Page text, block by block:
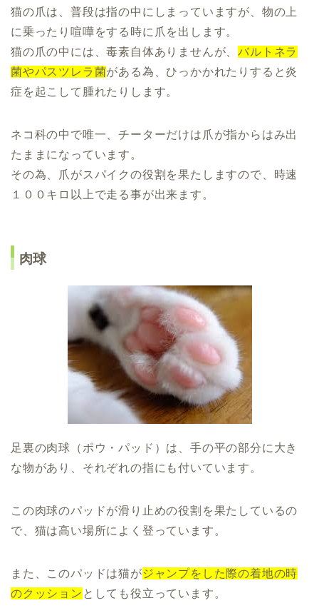
猫の爪は、普段は指の中にしまっていますが、物の上
に乗ったり喧嘩をする時に爪を出します。
猫の爪の中には、毒素自体ありませんが、バルトネラ
菌やパスツレラ菌がある為、ひっかかれたりすると炎
症を起こして腫れたりします。
ネコ科の中で唯一、チーターだけは爪が指からはみ出
たままになっています。
その為、爪がスパイクの役割を果たしますので、時速
１００キロ以上で走る事が出来ます。
肉球
足裏の肉球（ポウ・パッド）は、手の平の部分に大き
な物があり、それぞれの指にも付いています。
この肉球のパッドが滑り止めの役割を果たしているの
で、猫は高い場所によく登っています。
また、このパッドは猫がジャンプをした際の着地の時
のクッション としても役立っています。